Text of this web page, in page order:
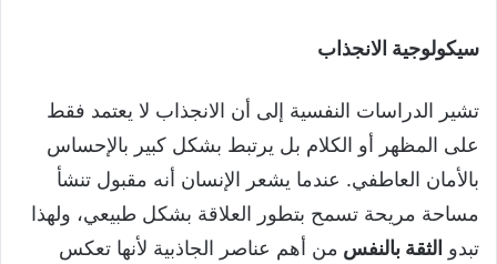
سيكولوجية الانجذاب
تشير الدراسات النفسية إلى أن الانجذاب لا يعتمد فقط
على المظهر أو الكلام بل يرتبط بشكل كبير بالإحساس
بالأمان العاطفي. عندما يشعر الإنسان أنه مقبول تنشأ
مساحة مريحة تسمح بتطور العلاقة بشكل طبيعي، ولهذا
تبدو الثقة بالنفس من أهم عناصر الجاذبية لأنها تعكس